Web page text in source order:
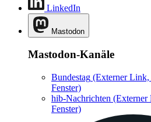
LinkedIn
Mastodon
Mastodon-Kanäle
Bundestag (Externer
Fenster)
hib-Nachrichten (Externer
Fenster)